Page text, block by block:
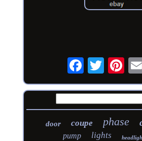
door coupe phase
pump lights